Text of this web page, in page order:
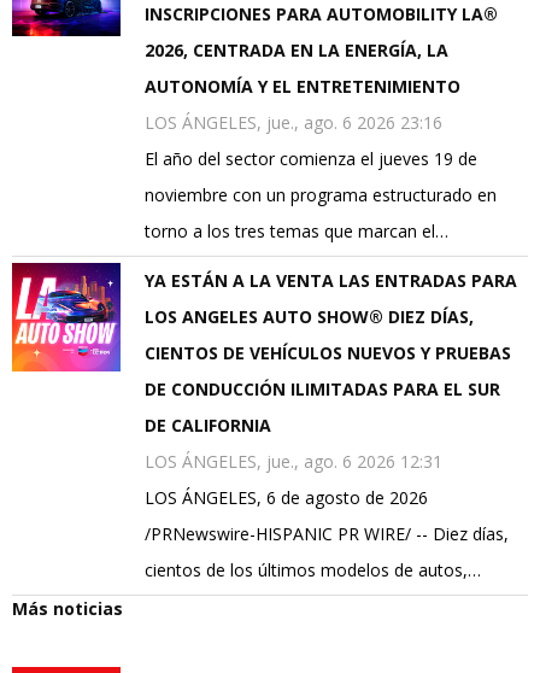
INSCRIPCIONES PARA AUTOMOBILITY LA®
2026, CENTRADA EN LA ENERGÍA, LA
AUTONOMÍA Y EL ENTRETENIMIENTO
LOS ÁNGELES, jue., ago. 6 2026 23:16
El año del sector comienza el jueves 19 de
noviembre con un programa estructurado en
torno a los tres temas que marcan el…
YA ESTÁN A LA VENTA LAS ENTRADAS PARA
LOS ANGELES AUTO SHOW® DIEZ DÍAS,
CIENTOS DE VEHÍCULOS NUEVOS Y PRUEBAS
DE CONDUCCIÓN ILIMITADAS PARA EL SUR
DE CALIFORNIA
LOS ÁNGELES, jue., ago. 6 2026 12:31
LOS ÁNGELES, 6 de agosto de 2026
/PRNewswire-HISPANIC PR WIRE/ -- Diez días,
cientos de los últimos modelos de autos,…
Más noticias